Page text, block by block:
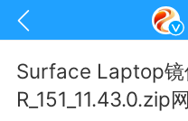
Surface Laptop
R_151_11.43.0.zip